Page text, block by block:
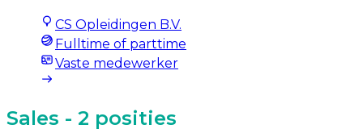
CS Opleidingen B.V.
Fulltime of parttime
Vaste medewerker
Sales - 2 posities